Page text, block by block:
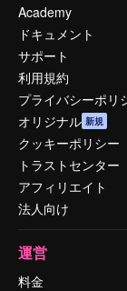
Academy
ドキュメント
サポート
利用規約
プライバシーポリ
オリジナル 新規
クッキーポリシー
トラストセンター
アフィリエイト
法人向け
運営
料金